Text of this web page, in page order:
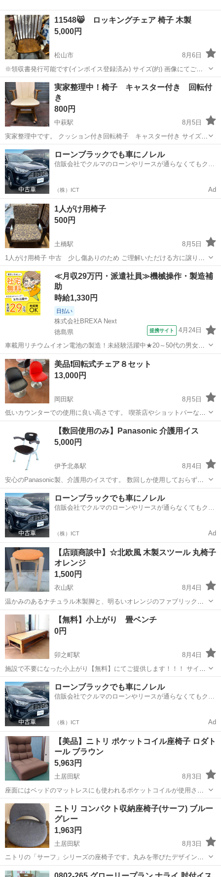
11548😸 ロッキングチェア 椅子 木製
5,000円
松山市
8月6日
※領収書発行可能です(インボイス登録済み) サイズ(約) 画像にてご確
認お願いします。 揺れ具合問題なさそうです。 汚れやキズなど使用感
ございます。 状態など、現物を見てご判断ください。 購入希望の方
は、初回のメッセージ...
愛媛 松山市 椅子
実家整理中！椅子 キャスター付き 回転付
き
800円
中萩駅
8月5日
実家整理中です。 クッション付き回転椅子 キャスター付き サイズを
写真をご確認ください。 猫の爪あとあり
愛媛 新居浜市 中萩駅 椅子
ローンブラックでも車にノレル
信販会社でクルマのローンやリースが通らなくてもクル
（株）ICT Ad
1人がけ用椅子
500円
土橋駅
8月5日
1人がけ用椅子 中古 少し傷ありのため ご理解いただける方に譲りま
す、
愛媛 松山市 土橋駅 椅子
≪月収29万円・派遣社員≫機械操作・製造補
助
時給1,330円
日払い
株式会社BREXA Next
徳島県
提携サイト 4月24日
車載用リチウムイオン電池の製造！未経験活躍中★20～50代の男女活
躍中！寮費無料★備品付き1R寮完備！自宅からマイカー通勤OK！無料
駐車場完備◎正社員登用制度あり！《徳島県板野郡松茂町》 人気の工
場のお仕事 ◇車載用リチウ...
徳島 その他
美品❗️回転式チェア８セット
13,000円
岡田駅
8月5日
低いカウンターでの使用に良い高さです。 喫茶店やショットバーなど
飲食店にいかがでしょうか？ 1脚2500円の８セット売り ※引き取りに
来られる方よろしくお願いします。 【愛媛県古物商許可 第
8211※※※※※※※※】
岡田駅
【数回使用のみ】Panasonic 介護用イス
5,000円
伊予北条駅
8月4日
安心のPanasonic製、介護用のイスです。 数回しか使用しておらず、
超美品です。 居間でもお風呂場でも使用可能です◎ 写真のように肘置
きは上げることができ、脚の高さも調節可能です！ 折りたたみもで
き、使わない時は収...
愛媛 松山市 伊予北条駅 椅子
ローンブラックでも車にノレル
信販会社でクルマのローンやリースが通らなくてもクル
（株）ICT Ad
【店頭商談中】☆北欧風 木製スツール 丸椅子
オレンジ
1,500円
衣山駅
8月4日
温かみのあるナチュラル木製脚と、明るいオレンジのファブリック座
面が印象的な丸スツール（丸椅子）です。 北欧テイストやナチュラル
テイストのお部屋によく馴染むデザインです。 【商品の機能・おすす
めポイント】 ・クッショ...
愛媛 松山市 衣山駅 椅子 オレンジ
【無料】小上がり 畳ベンチ
0円
卯之町駅
8月4日
施設で不要になった小上がり【無料】にてご提供します！！！ サイズ
幅:194 高さ:41.5 奥行き:86
愛媛 西予市 卯之町駅 椅子
ローンブラックでも車にノレル
信販会社でクルマのローンやリースが通らなくてもクル
（株）ICT Ad
​【美品】ニトリ ポケットコイル座椅子 ロダト
ール ブラウン
5,963円
土居田駅
8月3日
座面にはベッドのマットレスにも使われるポケットコイルが使用され
ており、へたりにくく、しっかりとした座り心地が特徴です。 【商品
の主な機能・特徴】 ・細やかなリクライニング機能： 背部が5段階、
頭部（ヘッドレスト）が...
愛媛 松山市 土居田駅 椅子
ニトリ コンパクト収納座椅子(サーフ) ブルー
グレー
1,963円
土居田駅
8月3日
ニトリの「サーフ」シリーズの座椅子です。丸みを帯びたデザインが
お部屋に馴染みます。 【商品特長・機能】 ​14段階リクライニング：
愛媛 松山市 サーフ